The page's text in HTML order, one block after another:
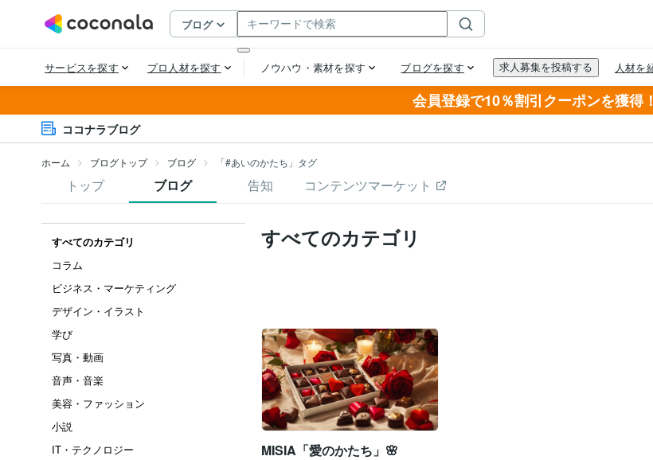
会員登録で10％割引クーポンを獲得！
ココナラブログ
ホーム ブログトップ ブログ 「#あいのかたち」タグ
トップ ブログ 告知 コンテンツマーケット
すべてのカテゴリ
コラム
ビジネス・マーケティング
デザイン・イラスト
学び
写真・動画
音声・音楽
美容・ファッション
小説
IT・テクノロジー
すべてのカテゴリ
MISIA「愛のかたち」🌸